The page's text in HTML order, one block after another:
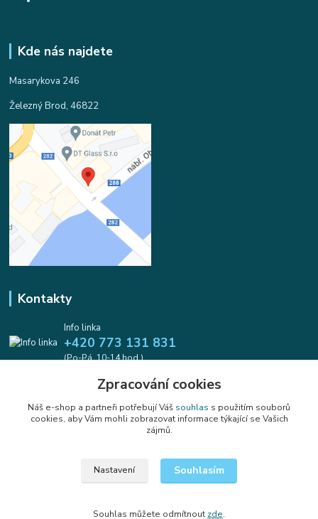
Kde nás najdete
Masarykova 246
Železný Brod, 46822
Kontakty
Info linka
+420 773 131 831
(Po-Pá, 10-14 hod.)
info@koralkomat.cz
Upravit sběr cookies.
Zpracování cookies
Náš e-shop a partneři potřebují Váš souhlas s použitím souborů
cookies, aby Vám mohli zobrazovat informace týkající se Vašich
zájmů.
Nastavení Souhlasím
Souhlas můžete odmítnout zde.